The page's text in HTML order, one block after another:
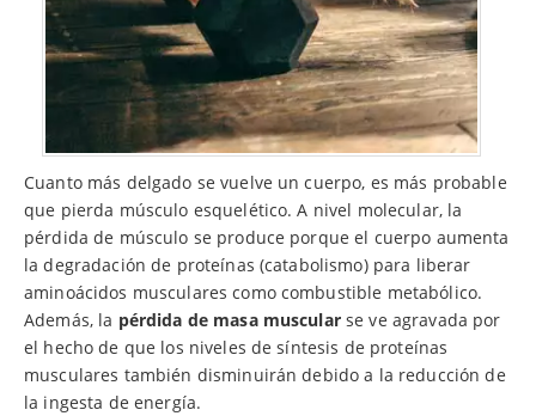
Cuanto más delgado se vuelve un cuerpo, es más probable
que pierda músculo esquelético. A nivel molecular, la
pérdida de músculo se produce porque el cuerpo aumenta
la degradación de proteínas (catabolismo) para liberar
aminoácidos musculares como combustible metabólico.
Además, la pérdida de masa muscularse ve agravada por
el hecho de que los niveles de síntesis de proteínas
musculares también disminuirán debido a la reducción de
la ingesta de energía.